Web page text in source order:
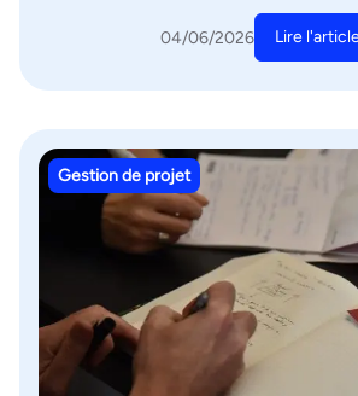
04/06/2026 Lire
Gestion de projet